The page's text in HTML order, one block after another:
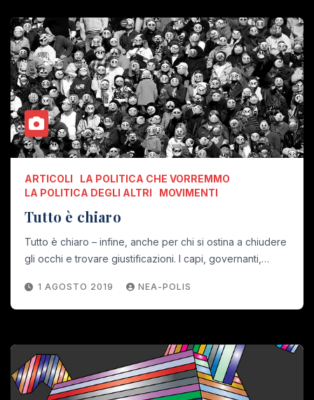
ARTICOLI
LA POLITICA CHE VORREMMO
LA POLITICA DEGLI ALTRI
MOVIMENTI
Tutto è chiaro
Tutto è chiaro – infine, anche per chi si ostina a chiudere
gli occhi e trovare giustificazioni. I capi, governanti,…
1 AGOSTO 2019 NEA-POLIS